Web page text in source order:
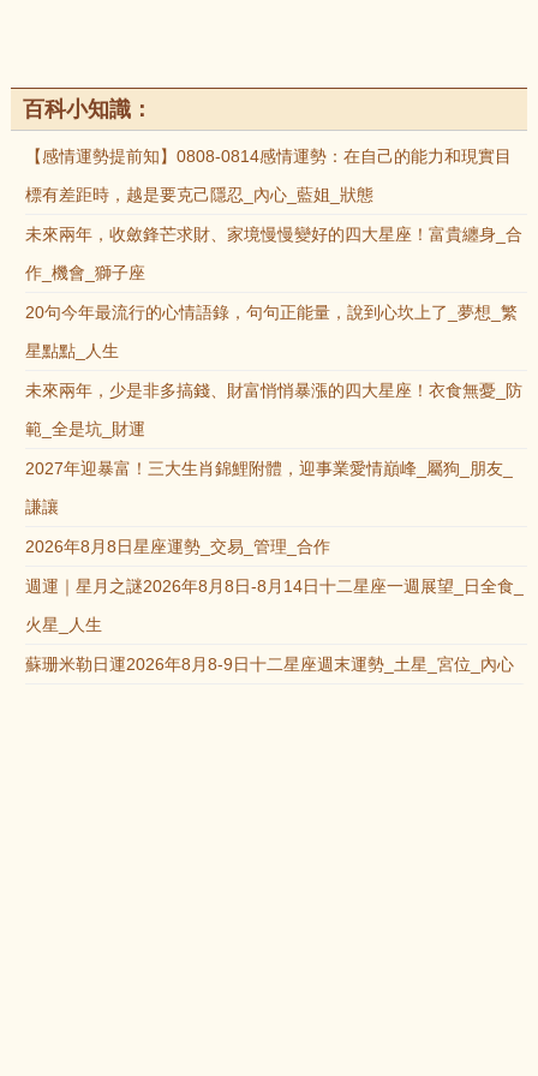
百科小知識：
【感情運勢提前知】0808-0814感情運勢：在自己的能力和現實目
標有差距時，越是要克己隱忍_內心_藍姐_狀態
未來兩年，收斂鋒芒求財、家境慢慢變好的四大星座！富貴纏身_合
作_機會_獅子座
20句今年最流行的心情語錄，句句正能量，說到心坎上了_夢想_繁
星點點_人生
未來兩年，少是非多搞錢、財富悄悄暴漲的四大星座！衣食無憂_防
範_全是坑_財運
2027年迎暴富！三大生肖錦鯉附體，迎事業愛情巔峰_屬狗_朋友_
謙讓
2026年8月8日星座運勢_交易_管理_合作
週運｜星月之謎2026年8月8日-8月14日十二星座一週展望_日全食_
火星_人生
蘇珊米勒日運2026年8月8-9日十二星座週末運勢_土星_宮位_內心